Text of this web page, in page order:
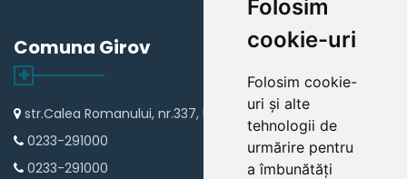
Folosim
cookie-uri
Folosim cookie-
uri și alte
tehnologii de
urmărire pentru
a îmbunătăți
Comuna Girov
str.Calea Romanului, nr.337, loc Girov
0233-291000
0233-291000